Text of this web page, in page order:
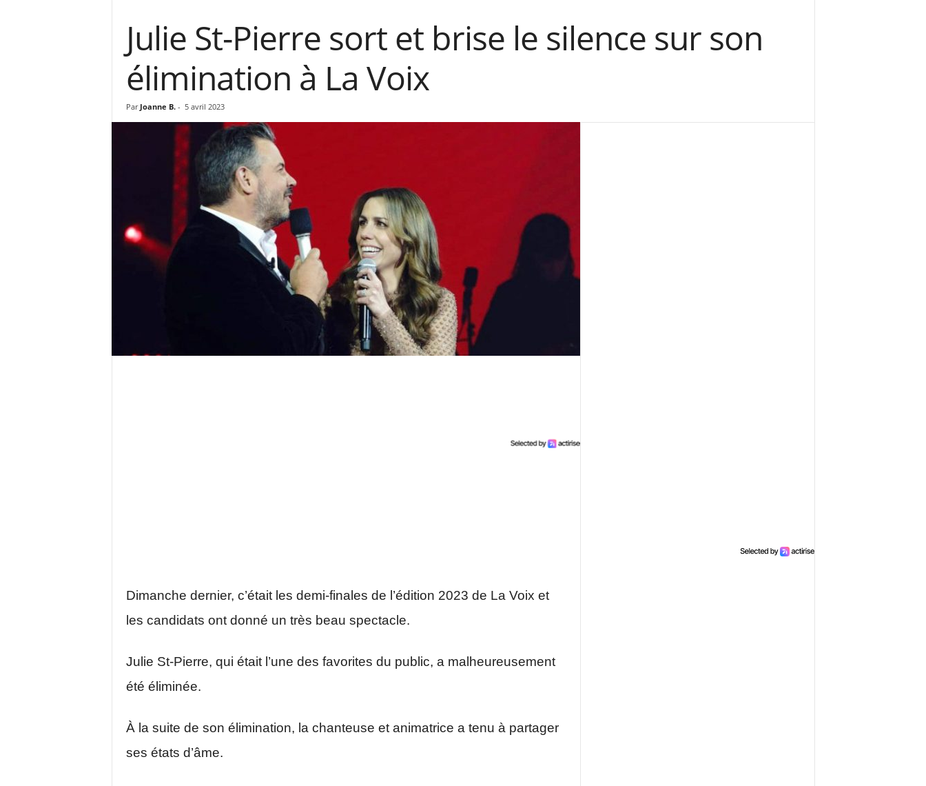
Julie St-Pierre sort et brise le silence sur son
élimination à La Voix
Par Joanne B. - 5 avril 2023
Dimanche dernier, c’était les demi-finales de l’édition 2023 de La Voix et
les candidats ont donné un très beau spectacle.
Julie St-Pierre, qui était l’une des favorites du public, a malheureusement
été éliminée.
À la suite de son élimination, la chanteuse et animatrice a tenu à partager
ses états d’âme.